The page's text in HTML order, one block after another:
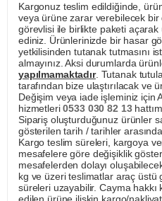
Kargonuz teslim edildiğinde,
veya ürüne zarar verebilecek
görevlisi ile birlikte paketi
ediniz. Ürünlerinizde bir hasar
yetkilisinden tutanak tutmasını
almayınız. Aksi durumlarda
yapılmamaktadır. Tutanak
tarafından bize ulaştırılacak ve
Değişim veya iade işleminiz için
hizmetleri0533 030 82 13
Sipariş oluşturduğunuz ürünler
gösterilen tarih / tarihler
Kargo teslim süreleri, kargoya
mesafelere göre değişiklik
mesafelerden dolayı
kg ve üzeri teslimatlar araç üstü
süreleri uzayabilir. Cayma hakkı